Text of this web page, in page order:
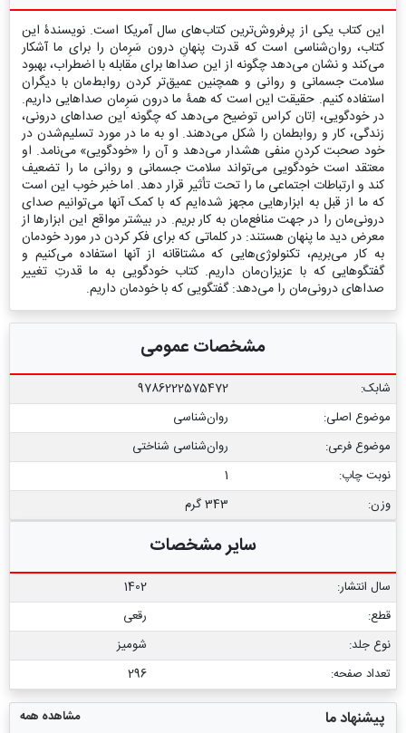
این کتاب یکی از پرفروش‌ترین کتاب‌های سال آمریکا است. نویسندۀ این
کتاب، روان‌شناسی است که قدرت پنهانِ درون سَرِ‌مان را برای‌ ما آشکار
می‌کند و نشان می‌دهد چگونه از این صداها برای مقابله با اضطراب، بهبود
سلامت جسمانی و روانی و همچنین عمیق‌تر کردن روابط‌‌مان با دیگران
استفاده کنیم. حقیقت این است که همۀ ما درون سَرِمان صداهایی داریم.
در خودگویی، اِتان کراس توضیح می‌دهد که چگونه این صداهای درونی،
زندگی، کار و روابطمان را شکل می‌دهند. او به ما در مورد تسلیم‌شدن در
خود صحبت کردنِ منفی هشدار می‌دهد و آن را «خودگویی» می‌نامد. او
معتقد است خودگویی می‌تواند سلامت جسمانی و روانی ما را تضعیف
کند و ارتباطات اجتماعی ما را تحت تأثیر قرار دهد. اما خبر خوب این است
که ما از قبل به ابزار‌هایی مجهز شده‌ایم که با کمک آنها می‌توانیم صدای
درونی‌مان را در جهت منافع‌مان به کار بریم. در بیشتر مواقع این ابزارها از
معرض دید ما پنهان هستند: در کلماتی که برای فکر کردن در مورد خودمان
به کار می‌بریم، تکنولوژی‌هایی که مشتاقانه از آنها استفاده می‌کنیم و
گفتگوهایی که با عزیزان‌مان داریم. کتاب خودگویی به ما قدرتِ تغییر
صداهای درونی‌مان را می‌دهد: گفتگویی که با خودمان داریم.
مشخصات عمومی
شابک:
9786222575472
موضوع اصلی:
روان‌شناسی
موضوع فرعی:
روان‌‌شناسی شناختی
نوبت چاپ:
1
وزن:
343 گرم
سایر مشخصات
سال انتشار:
1402
قطع:
رقعی
نوع جلد:
شومیز
تعداد صفحه:
296
پیشنهاد ما مشاهده همه